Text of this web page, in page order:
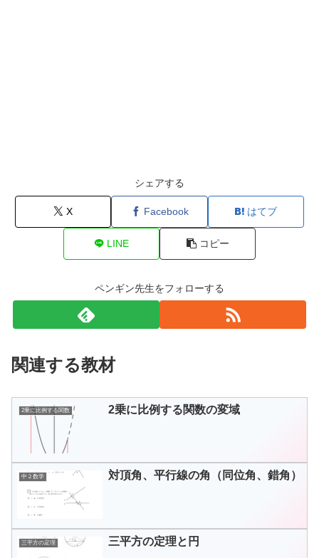
シェアする
X Facebook はてブ
LINE コピー
ペンギン先生をフォローする
関連する教材
2乗に比例する関数 2乗に比例する関数の変域
中２数学 対頂角、平行線の角（同位角、錯角）
三平方の定理 三平方の定理と円